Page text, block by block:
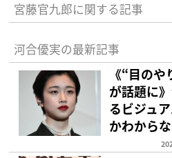
宮藤官九郎に関する記事
河合優実の最新記事
《“目の
が話題に
るビジュ
かわからな